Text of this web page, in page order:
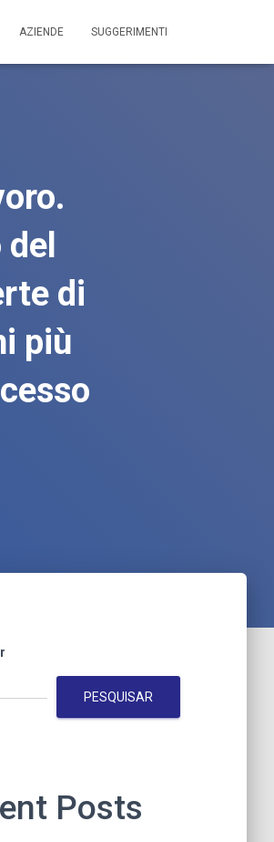
AZIENDE SUGGERIMENTI
di
più
PESQUISAR
Posts